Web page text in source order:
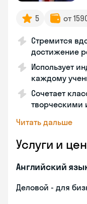
5 от
Стремится
достижение
Использует
каждому
Сочетает
творческими
Читать дальше
Услуги и
Английский
Деловой - для